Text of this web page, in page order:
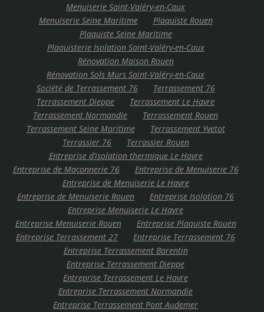
Menuiserie Saint-Valéry-en-Caux
Menuiserie Seine Maritime
Plaquiste Rouen
Plaquiste Seine Maritime
Plaquisterie Isolation Saint-Valéry-en-Caux
Rénovation Maison Rouen
Rénovation Sols Murs Saint-Valéry-en-Caux
Société de Terrassement 76
Terrassement 76
Terrassement Dieppe
Terrassement Le Havre
Terrassement Normandie
Terrassement Rouen
Terrassement Seine Maritime
Terrassement Yvetot
Terrassier 76
Terrassier Rouen
Entreprise d’isolation thermique Le Havre
Entreprise de Maçonnerie 76
Entreprise de Menuiserie 76
Entreprise de Menuiserie Le Havre
Entreprise de Menuiserie Rouen
Entreprise Isolation 76
Entreprise Menuiserie Le Havre
Entreprise Menuiserie Rouen
Entreprise Plaquiste Rouen
Entreprise Terrassement 27
Entreprise Terrassement 76
Entreprise Terrassement Barentin
Entreprise Terrassement Dieppe
Entreprise Terrassement Le Havre
Entreprise Terrassement Normandie
Entreprise Terrassement Pont Audemer